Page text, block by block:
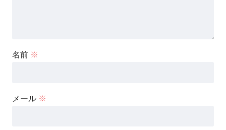
名前 ※
メール ※